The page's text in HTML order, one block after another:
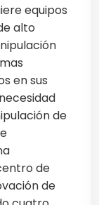
equipos
alto
en sus
de
de
de